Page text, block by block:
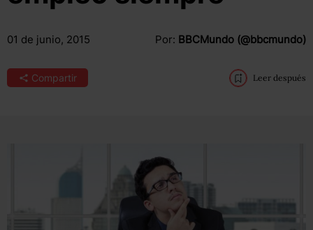
01 de junio, 2015 Por: BBCMundo (@bbcmundo)
Compartir Leer después